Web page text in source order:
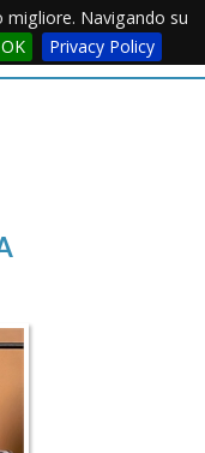
Navigando su
OK Privacy PolicyMenu